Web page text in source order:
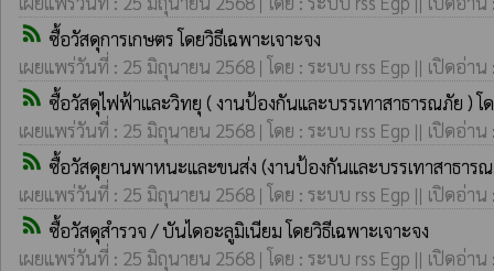
rss_feed ซื้อวัสดุการเกษตร โดยวิธีเฉพาะเจาะจง
เผยแพร่วันที่ : 25 มิถุนายน 2568 | โดย : ระบบ rss Egp || เปิดอ่าน
rss_feed ซื้อวัสดุไฟฟ้าและวิทยุ ( งานป้องกันและบรรเทาสาธารณภัย ) โด
เผยแพร่วันที่ : 25 มิถุนายน 2568 | โดย : ระบบ rss Egp || เปิดอ่าน
rss_feed ซื้อวัสดุยานพาหนะและขนส่ง (งานป้องกันและบรรเทาสาธารณ
เผยแพร่วันที่ : 25 มิถุนายน 2568 | โดย : ระบบ rss Egp || เปิดอ่าน
rss_feed ซื้อวัสดุสำรวจ / บันไดอะลูมิเนียม โดยวิธีเฉพาะเจาะจง
เผยแพร่วันที่ : 25 มิถุนายน 2568 | โดย : ระบบ rss Egp || เปิดอ่าน